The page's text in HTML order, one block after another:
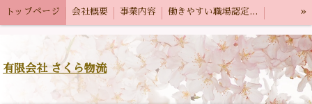
トップページ 会社概要 事業内容 働きやすい職場認定制度
お問い合わせ プライバシーポリシー
»
有限会社 さくら物流